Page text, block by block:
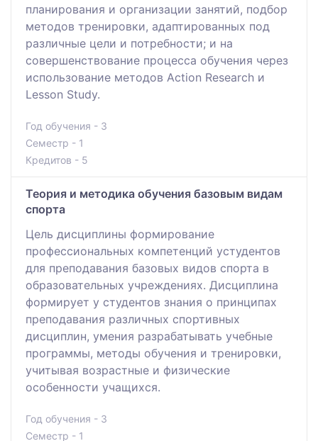
планирования и организации занятий, подбор
методов тренировки, адаптированных под
различные цели и потребности; и на
совершенствование процесса обучения через
использование методов Action Research и
Lesson Study.
Год обучения - 3
Семестр - 1
Кредитов - 5
Теория и методика обучения базовым видам
спорта
Цель дисциплины формирование
профессиональных компетенций устудентов
для преподавания базовых видов спорта в
образовательных учреждениях. Дисциплина
формирует у студентов знания о принципах
преподавания различных спортивных
дисциплин, умения разрабатывать учебные
программы, методы обучения и тренировки,
учитывая возрастные и физические
особенности учащихся.
Год обучения - 3
Семестр - 1